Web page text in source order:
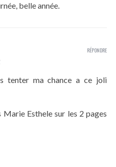
belle année.
tenter ma chance a ce joli
Esthele sur les 2 pages
RÉPONDRE